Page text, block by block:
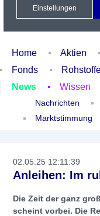
Xetra Realtime
Home Aktien
Fonds
News
Wissen
Nachrichten
Marktstimmung
02.05.25 12:11:39
Anleihen: Im
Die Zeit der ganz
scheint vorbei. Die
Einstellungen